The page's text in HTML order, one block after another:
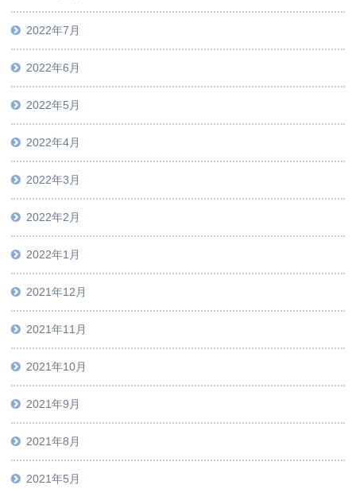
2022年7月
2022年6月
2022年5月
2022年4月
2022年3月
2022年2月
2022年1月
2021年12月
2021年11月
2021年10月
2021年9月
2021年8月
2021年5月